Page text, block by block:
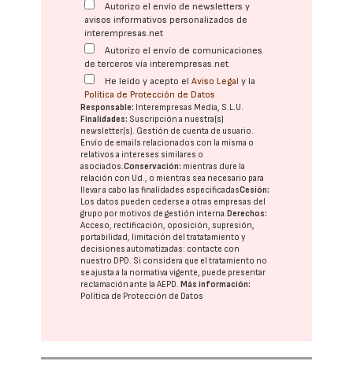
Autorizo el envío de newsletters y
avisos informativos personalizados de
interempresas.net
Autorizo el envío de comunicaciones
de terceros vía interempresas.net
He leído y acepto elAviso Legal y la
Política de Protección de Datos
Responsable: Interempresas Media, S.L.U.
Finalidades: Suscripción a nuestra(s)
newsletter(s). Gestión de cuenta de usuario.
Envío de emails relacionados con la misma o
relativos a intereses similares o
asociados.Conservación: mientras dure la
relación con Ud., o mientras sea necesario para
llevar a cabo las finalidades especificadasCesión:
Los datos pueden cederse a otras empresas del
grupo por motivos de gestión interna. Derechos:
Acceso, rectificación, oposición, supresión,
portabilidad, limitación del tratatamiento y
decisiones automatizadas: contacte con
nuestro DPD. Si considera que el tratamiento no
se ajusta a la normativa vigente, puede presentar
reclamación ante laAEPD. Más información:
Política de Protección de Datos